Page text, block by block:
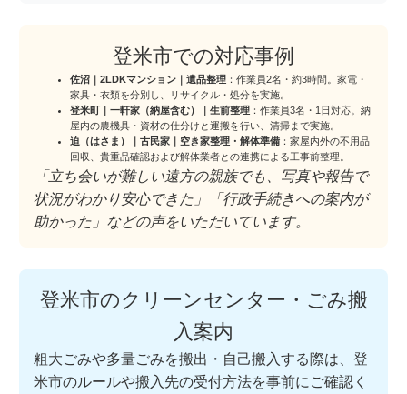
登米市での対応事例
佐沼｜2LDKマンション｜遺品整理 ：作業員2名・約3時間。家電・
家具・衣類を分別し、リサイクル・処分を実施。
登米町｜一軒家（納屋含む）｜生前整理 ：作業員3名・1日対応。納
屋内の農機具・資材の仕分けと運搬を行い、清掃まで実施。
迫（はさま）｜古民家｜空き家整理・解体準備 ：家屋内外の不用品
回収、貴重品確認および解体業者との連携による工事前整理。
「立ち会いが難しい遠方の親族でも、写真や報告で
状況がわかり安心できた」「行政手続きへの案内が
助かった」などの声をいただいています。
登米市のクリーンセンター・ごみ搬
入案内
粗大ごみや多量ごみを搬出・自己搬入する際は、登
米市のルールや搬入先の受付方法を事前にご確認く